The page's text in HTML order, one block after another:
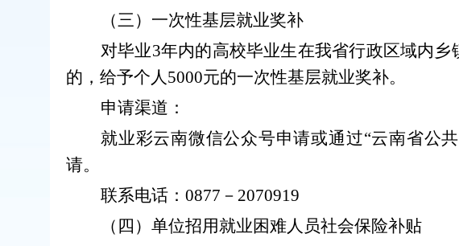
（三）一次性基层就业奖补
对毕业3年内的高校毕业生在我省行政区域内乡
的，给予个人5000元的一次性基层就业奖补。
申请渠道：
就业彩云南微信公众号申请或通过“云南省公
请。
联系电话： 0877 － 2070919
（ 四 ） 单位招用就业困难人员社会保险补贴